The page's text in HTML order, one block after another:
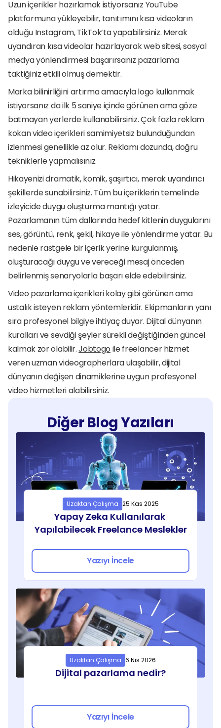
Uzun içerikler hazırlamak istiyorsanız YouTube
platformuna yükleyebilir, tanıtımını kısa videoların
olduğu Instagram, TikTok’ta yapabilirsiniz. Merak
uyandıran kısa videolar hazırlayarak web sitesi, sosyal
medya yönlendirmesi başarırsanız pazarlama
taktiğiniz etkili olmuş demektir.
Marka bilinirliğini artırma amacıyla logo kullanmak
istiyorsanız da ilk 5 saniye içinde görünen ama göze
batmayan yerlerde kullanabilirsiniz. Çok fazla reklam
kokan video içerikleri samimiyetsiz bulunduğundan
izlenmesi genellikle az olur. Reklamı dozunda, doğru
tekniklerle yapmalısınız.
Hikayenizi dramatik, komik, şaşırtıcı, merak uyandırıcı
şekillerde sunabilirsiniz. Tüm bu içeriklerin temelinde
izleyicide duygu oluşturma mantığı yatar.
Pazarlamanın tüm dallarında hedef kitlenin duygularını
ses, görüntü, renk, şekil, hikaye ile yönlendirme yatar. Bu
nedenle rastgele bir içerik yerine kurgulanmış,
oluşturacağı duygu ve vereceği mesaj önceden
belirlenmiş senaryolarla başarı elde edebilirsiniz.
Video pazarlama içerikleri kolay gibi görünen ama
ustalık isteyen reklam yöntemleridir. Ekipmanların yanı
sıra profesyonel bilgiye ihtiyaç duyar. Dijital dünyanın
kuralları ve sevdiği şeyler sürekli değiştiğinden güncel
kalmak zor olabilir. Jobtogo ile freelancer hizmet
veren uzman videographerlara ulaşabilir, dijital
dünyanın değişen dinamiklerine uygun profesyonel
video hizmetleri alabilirsiniz.
Diğer Blog Yazıları
Uzaktan Çalışma 25 Kas 2025
Yapay Zeka Kullanılarak
Yapılabilecek Freelance Meslekler
Yazıyı İncele
Uzaktan Çalışma 6 Nis 2026
Dijital pazarlama nedir?
Yazıyı İncele